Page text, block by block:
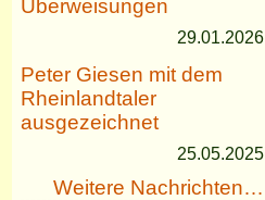
Überweisungen
29.01.2026
Peter Giesen mit dem
Rheinlandtaler
ausgezeichnet
25.05.2025
Weitere Nachrichten…